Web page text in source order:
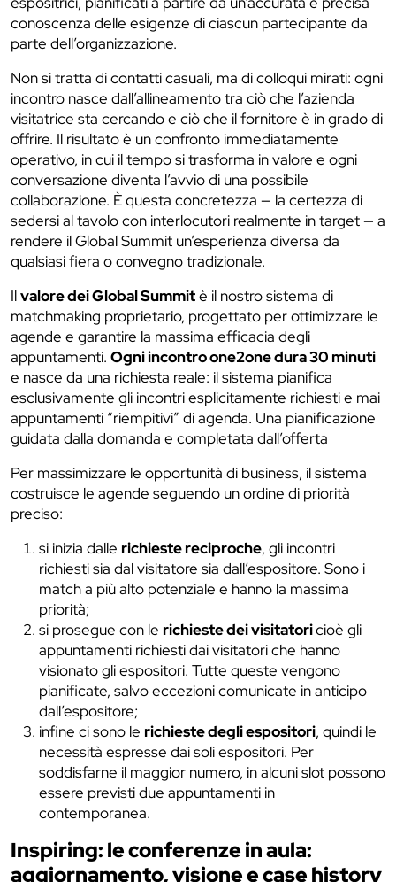
conoscenza delle esigenze di ciascun partecipante da
parte dell’organizzazione.
Non si tratta di contatti casuali, ma di colloqui mirati: ogni
incontro nasce dall’allineamento tra ciò che l’azienda
visitatrice sta cercando e ciò che il fornitore è in grado di
offrire. Il risultato è un confronto immediatamente
operativo, in cui il tempo si trasforma in valore e ogni
conversazione diventa l’avvio di una possibile
collaborazione. È questa concretezza — la certezza di
sedersi al tavolo con interlocutori realmente in target — a
rendere il Global Summit un’esperienza diversa da
qualsiasi fiera o convegno tradizionale.
Ilvalore dei Global Summitè il nostro sistema di
matchmaking proprietario, progettato per ottimizzare le
agende e garantire la massima efficacia degli
appuntamenti. Ogni incontro one2one dura 30 minuti
e nasce da una richiesta reale: il sistema pianifica
esclusivamente gli incontri esplicitamente richiesti e mai
appuntamenti “riempitivi” di agenda. Una pianificazione
guidata dalla domanda e completata dall’offerta
Per massimizzare le opportunità di business, il sistema
costruisce le agende seguendo un ordine di priorità
preciso:
si inizia dalle richieste reciproche, gli incontri
richiesti sia dal visitatore sia dall’espositore. Sono i
match a più alto potenziale e hanno la massima
priorità;
si prosegue con le richieste dei visitatoricioè gli
appuntamenti richiesti dai visitatori che hanno
visionato gli espositori. Tutte queste vengono
pianificate, salvo eccezioni comunicate in anticipo
dall’espositore;
infine ci sono le richieste degli espositori, quindi le
necessità espresse dai soli espositori. Per
soddisfarne il maggior numero, in alcuni slot possono
essere previsti due appuntamenti in
contemporanea.
Inspiring: le conferenze in aula:
aggiornamento, visione e case history